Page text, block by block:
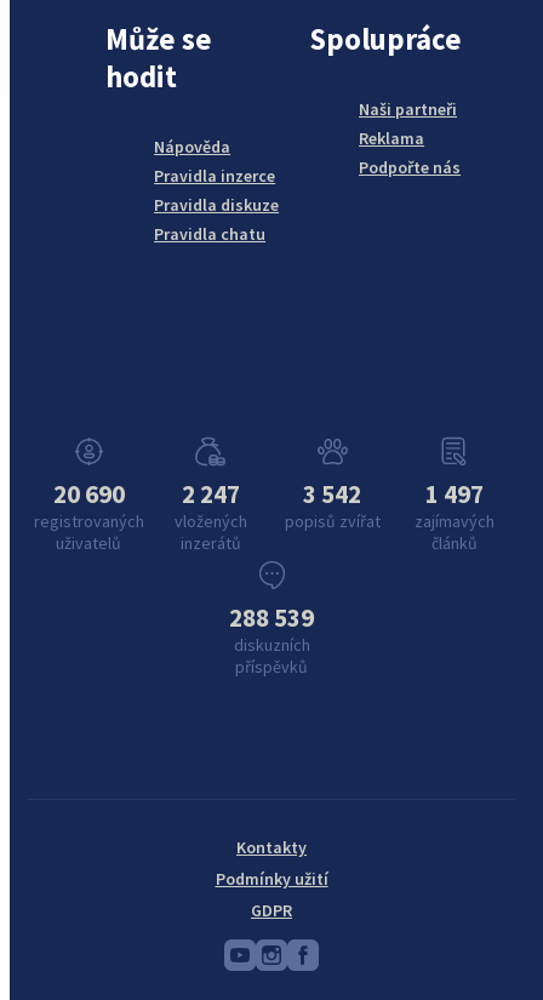
Může se
hodit
Nápověda
Pravidla inzerce
Pravidla diskuze
Pravidla chatu
Spolupráce
Naši partneři
Reklama
Podpořte nás
20 690
registrovaných
uživatelů
2 247
vložených
inzerátů
3 542
popisů zvířat
1 497
zajímavých
článků
288 539
diskuzních
příspěvků
Kontakty
Podmínky užití
GDPR